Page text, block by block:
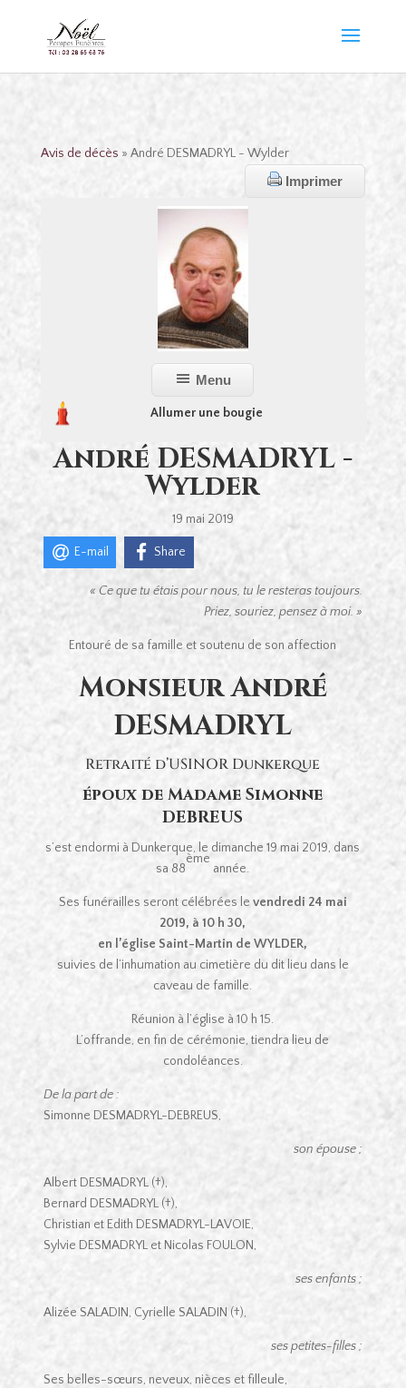
Avis de décès » André DESMADRYL - Wylder
Imprimer
Menu
Allumer une bougie
André DESMADRYL -
Wylder
19 mai 2019
E-mail Share
« Ce que tu étais pour nous, tu le resteras toujours.
Priez, souriez, pensez à moi. »
Entouré de sa famille et soutenu de son affection
Monsieur André
DESMADRYL
Retraité d’USINOR Dunkerque
époux de Madame Simonne
DEBREUS
s’est endormi à Dunkerque, le dimanche 19 mai 2019, dans
sa 88
ème
année.
Ses funérailles seront célébrées le vendredi 24 mai
2019, à 10 h 30,
en l’église Saint-Martin de WYLDER,
suivies de l’inhumation au cimetière du dit lieu dans le
caveau de famille.
Réunion à l’église à 10 h 15.
L’offrande, en fin de cérémonie, tiendra lieu de
condoléances.
De la part de :
Simonne DESMADRYL-DEBREUS,
son épouse ;
Albert DESMADRYL (†),
Bernard DESMADRYL (†),
Christian et Edith DESMADRYL-LAVOIE,
Sylvie DESMADRYL et Nicolas FOULON,
ses enfants ;
Alizée SALADIN, Cyrielle SALADIN (†),
ses petites-filles ;
Ses belles-sœurs, neveux, nièces et filleule,